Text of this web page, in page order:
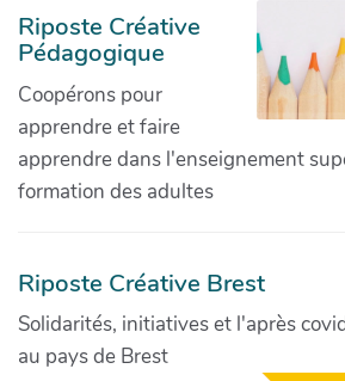
Riposte Créative
Pédagogique
Coopérons pour
apprendre et faire
apprendre dans l'enseignement
formation des adultes
Riposte Créative Brest
Solidarités, initiatives et l'après
au pays de Brest